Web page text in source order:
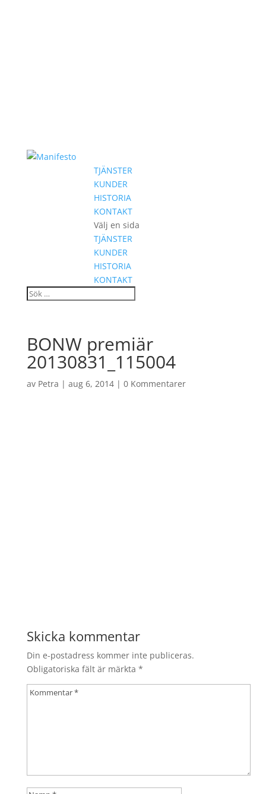
TJÄNSTER
KUNDER
HISTORIA
KONTAKT
Välj en sida
TJÄNSTER
KUNDER
HISTORIA
KONTAKT
BONW premiär
20130831_115004
av Petra | aug 6, 2014| 0 Kommentarer
Skicka kommentar
Din e-postadress kommer inte publiceras.
Obligatoriska fält är märkta *